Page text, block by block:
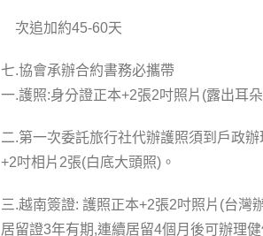
次追加約45-60天
七.協會承辦合約書務必攜帶
一.護照:身分證正本+2張2吋照片(露出耳
二.第一次委託旅行社代辦護照須到戶政
+2吋相片2張(白底大頭照)。
三.越南簽證: 護照正本+2張2吋照片(台灣
居留證3年有期,連續居留4個月後可辦理